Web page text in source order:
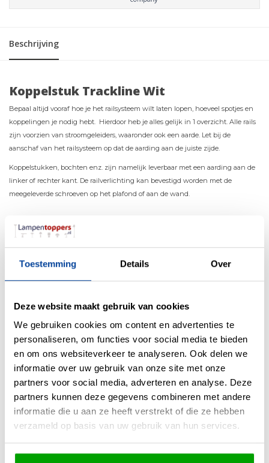
Toestemming Details Over
Deze website maakt gebruik van cookies
We gebruiken cookies om content en advertenties te
personaliseren, om functies voor social media te bieden
en om ons websiteverkeer te analyseren. Ook delen we
informatie over uw gebruik van onze site met onze
partners voor social media, adverteren en analyse. Deze
partners kunnen deze gegevens combineren met andere
informatie die u aan ze heeft verstrekt of die ze hebben
verzameld op basis van uw gebruik van hun services.
Beschrijving
Koppelstuk Trackline Wit
Bepaal altijd vooraf hoe je het railsysteem wilt laten lopen, hoeveel spotjes en
koppelingen je nodig hebt. Hierdoor heb je alles gelijk in 1 overzicht. Alle rails
zijn voorzien van stroomgeleiders, waaronder ook een aarde. Let bij de
aanschaf van het railsysteem op dat de aarding aan de juiste zijde.
Koppelstukken, bochten enz. zijn namelijk leverbaar met een aarding aan de
linker of rechter kant. De railverlichting kan bevestigd worden met de
meegeleverde schroeven op het plafond of aan de wand.
Materiaal
Kleur
Maten 7 x 3.5cm (LxB)
Max. Wattage per lichtpunt
Incl. lichtbron Nee
Energielabel
Lichtkleur 0